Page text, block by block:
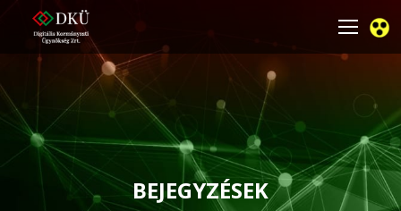
BEJEGYZÉSEK